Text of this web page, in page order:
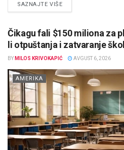
SAZNAJTE VIŠEDETAILS
Čikagu fali $150 miliona za
li otpuštanja i zatvaranje
BY MILOS KRIVOKAPIĆ AVGUST 6, 2026
AMERIKA